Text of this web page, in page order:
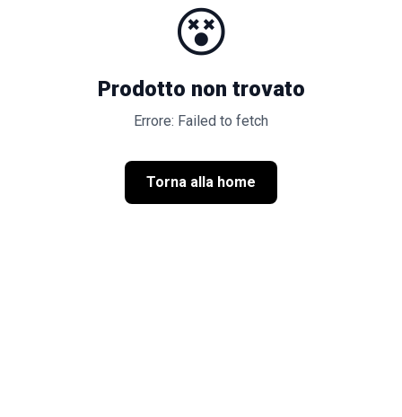
😵
Prodotto non trovato
Errore: Failed to fetch
Torna alla home